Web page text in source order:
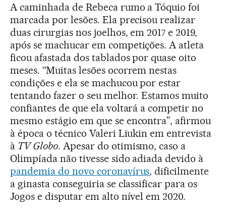
A caminhada de Rebeca rumo a Tóquio foi
marcada por lesões. Ela precisou realizar
duas cirurgias nos joelhos, em 2017 e 2019,
após se machucar em competições. A atleta
ficou afastada dos tablados por quase oito
meses. “Muitas lesões ocorrem nestas
condições e ela se machucou por estar
tentando fazer o seu melhor. Estamos muito
confiantes de que ela voltará a competir no
mesmo estágio em que se encontra”, afirmou
à época o técnico Valeri Liukin em entrevista
à TV Globo. Apesar do otimismo, caso a
Olimpíada não tivesse sido adiada devido à
pandemia do novo coronavírus, dificilmente
a ginasta conseguiria se classificar para os
Jogos e disputar em alto nível em 2020.